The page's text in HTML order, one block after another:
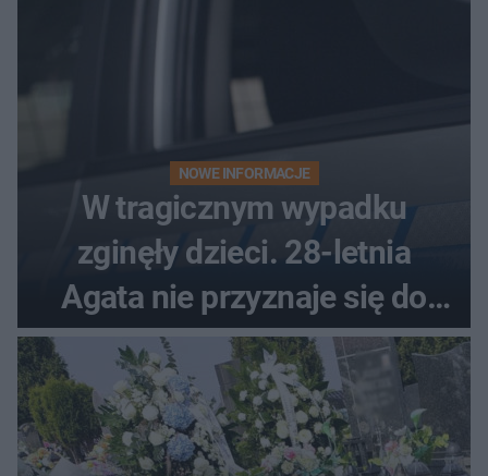
NOWE INFORMACJE
W tragicznym wypadku
zginęły dzieci. 28-letnia
Agata nie przyznaje się do
winy